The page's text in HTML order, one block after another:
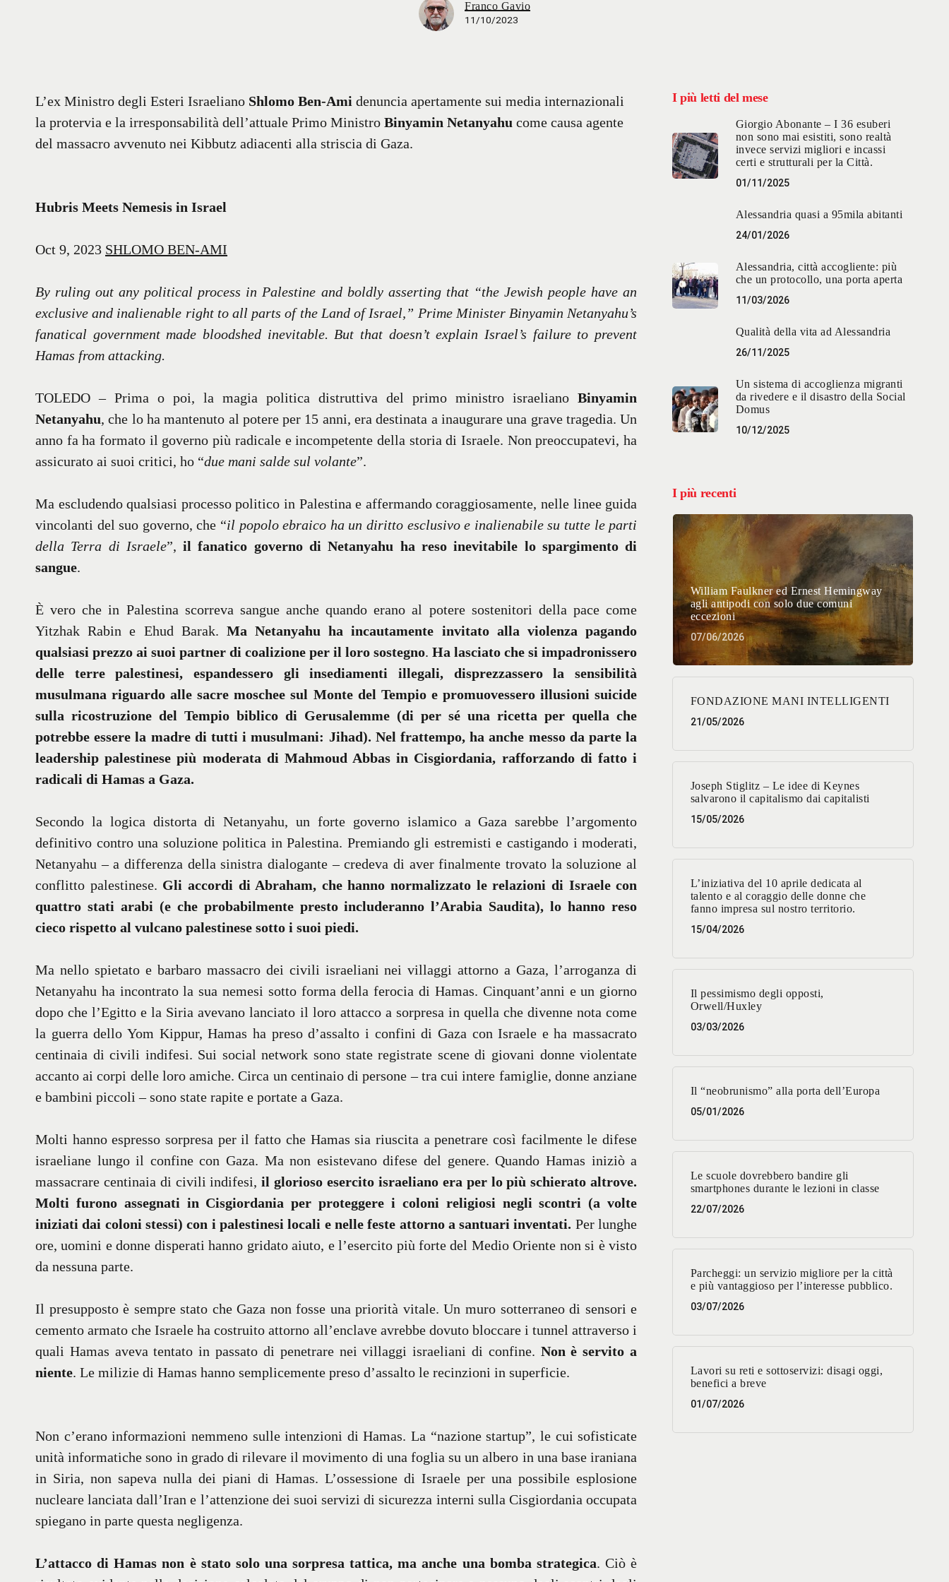
Franco Gavio
11/10/2023
L’ex Ministro degli Esteri Israeliano Shlomo Ben-Ami denuncia apertamente sui media internazionali
la protervia e la irresponsabilità dell’attuale Primo Ministro Binyamin Netanyahu come causa agente
del massacro avvenuto nei Kibbutz adiacenti alla striscia di Gaza.
Hubris Meets Nemesis in Israel
Oct 9, 2023 SHLOMO BEN-AMI
By ruling out any political process in Palestine and boldly asserting that “the Jewish people have an
exclusive and inalienable right to all parts of the Land of Israel,” Prime Minister Binyamin Netanyahu’s
fanatical government made bloodshed inevitable. But that doesn’t explain Israel’s failure to prevent
Hamas from attacking.
TOLEDO – Prima o poi, la magia politica distruttiva del primo ministro israelianoBinyamin
Netanyahu, che lo ha mantenuto al potere per 15 anni, era destinata a inaugurare una grave tragedia. Un
anno fa ha formato il governo più radicale e incompetente della storia di Israele. Non preoccupatevi, ha
assicurato ai suoi critici, ho “due mani salde sul volante”.
Ma escludendo qualsiasi processo politico in Palestina e affermando coraggiosamente, nelle linee guida
vincolanti del suo governo, che “il popolo ebraico ha un diritto esclusivo e inalienabile su tutte le parti
della Terra di Israele”,il fanatico governo di Netanyahu ha reso inevitabile lo spargimento di
sangue.
È vero che in Palestina scorreva sangue anche quando erano al potere sostenitori della pace come
Yitzhak Rabin e Ehud Barak. Ma Netanyahu ha incautamente invitato alla violenza pagando
qualsiasi prezzo ai suoi partner di coalizione per il loro sostegno.Ha lasciato che si impadronissero
delle terre palestinesi, espandessero gli insediamenti illegali, disprezzassero la sensibilità
musulmana riguardo alle sacre moschee sul Monte del Tempio e promuovessero illusioni suicide
sulla ricostruzione del Tempio biblico di Gerusalemme (di per sé una ricetta per quella che
potrebbe essere la madre di tutti i musulmani: Jihad). Nel frattempo, ha anche messo da parte la
leadership palestinese più moderata di Mahmoud Abbas in Cisgiordania, rafforzando di fatto i
radicali di Hamas a Gaza.
Secondo la logica distorta di Netanyahu, un forte governo islamico a Gaza sarebbe l’argomento
definitivo contro una soluzione politica in Palestina. Premiando gli estremisti e castigando i moderati,
Netanyahu – a differenza della sinistra dialogante – credeva di aver finalmente trovato la soluzione al
conflitto palestinese. Gli accordi di Abraham, che hanno normalizzato le relazioni di Israele con
quattro stati arabi (e che probabilmente presto includeranno l’Arabia Saudita), lo hanno reso
cieco rispetto al vulcano palestinese sotto i suoi piedi.
Ma nello spietato e barbaro massacro dei civili israeliani nei villaggi attorno a Gaza, l’arroganza di
Netanyahu ha incontrato la sua nemesi sotto forma della ferocia di Hamas. Cinquant’anni e un giorno
dopo che l’Egitto e la Siria avevano lanciato il loro attacco a sorpresa in quella che divenne nota come
la guerra dello Yom Kippur, Hamas ha preso d’assalto i confini di Gaza con Israele e ha massacrato
centinaia di civili indifesi. Sui social network sono state registrate scene di giovani donne violentate
accanto ai corpi delle loro amiche. Circa un centinaio di persone – tra cui intere famiglie, donne anziane
e bambini piccoli – sono state rapite e portate a Gaza.
Molti hanno espresso sorpresa per il fatto che Hamas sia riuscita a penetrare così facilmente le difese
israeliane lungo il confine con Gaza. Ma non esistevano difese del genere. Quando Hamas iniziò a
massacrare centinaia di civili indifesi,il glorioso esercito israeliano era per lo più schierato altrove.
Molti furono assegnati in Cisgiordania per proteggere i coloni religiosi negli scontri (a volte
iniziati dai coloni stessi) con i palestinesi locali e nelle feste attorno a santuari inventati. Per lunghe
ore, uomini e donne disperati hanno gridato aiuto, e l’esercito più forte del Medio Oriente non si è visto
da nessuna parte.
Il presupposto è sempre stato che Gaza non fosse una priorità vitale. Un muro sotterraneo di sensori e
cemento armato che Israele ha costruito attorno all’enclave avrebbe dovuto bloccare i tunnel attraverso i
quali Hamas aveva tentato in passato di penetrare nei villaggi israeliani di confine. Non è servito a
niente. Le milizie di Hamas hanno semplicemente preso d’assalto le recinzioni in superficie.
Non c’erano informazioni nemmeno sulle intenzioni di Hamas. La “nazione startup”, le cui sofisticate
unità informatiche sono in grado di rilevare il movimento di una foglia su un albero in una base iraniana
in Siria, non sapeva nulla dei piani di Hamas. L’ossessione di Israele per una possibile esplosione
nucleare lanciata dall’Iran e l’attenzione dei suoi servizi di sicurezza interni sulla Cisgiordania occupata
spiegano in parte questa negligenza.
L’attacco di Hamas non è stato solo una sorpresa tattica, ma anche una bomba strategica. Ciò è
I più letti del mese
Giorgio Abonante – I 36 esuberi
non sono mai esistiti, sono realtà
invece servizi migliori e incassi
certi e strutturali per la Città.
01/11/2025
Alessandria quasi a 95mila abitanti
24/01/2026
Alessandria, città accogliente: più
che un protocollo, una porta aperta
11/03/2026
Qualità della vita ad Alessandria
26/11/2025
Un sistema di accoglienza migranti
da rivedere e il disastro della Social
Domus
10/12/2025
I più recenti
William Faulkner ed Ernest Hemingway
agli antipodi con solo due comuni
eccezioni
07/06/2026
FONDAZIONE MANI INTELLIGENTI
21/05/2026
Joseph Stiglitz – Le idee di Keynes
salvarono il capitalismo dai capitalisti
15/05/2026
L’iniziativa del 10 aprile dedicata al
talento e al coraggio delle donne che
fanno impresa sul nostro territorio.
15/04/2026
Il pessimismo degli opposti,
Orwell/Huxley
03/03/2026
Il “neobrunismo” alla porta dell’Europa
05/01/2026
Le scuole dovrebbero bandire gli
smartphones durante le lezioni in classe
22/07/2026
Parcheggi: un servizio migliore per la città
e più vantaggioso per l’interesse pubblico.
03/07/2026
Lavori su reti e sottoservizi: disagi oggi,
benefici a breve
01/07/2026